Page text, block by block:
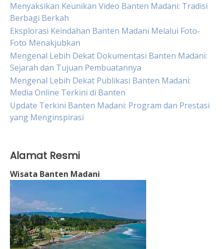
Menyaksikan Keunikan Video Banten Madani: Tradisi
Berbagi Berkah
Eksplorasi Keindahan Banten Madani Melalui Foto-
Foto Menakjubkan
Mengenal Lebih Dekat Dokumentasi Banten Madani:
Sejarah dan Tujuan Pembuatannya
Mengenal Lebih Dekat Publikasi Banten Madani:
Media Online Terkini di Banten
Update Terkini Banten Madani: Program dan Prestasi
yang Menginspirasi
Alamat Resmi
Wisata Banten Madani